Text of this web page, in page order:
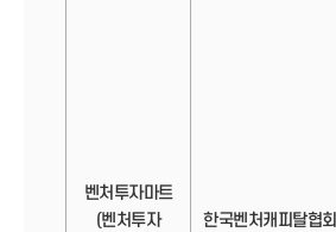
벤처투자마트
(벤처투자
한국벤처캐피탈협회